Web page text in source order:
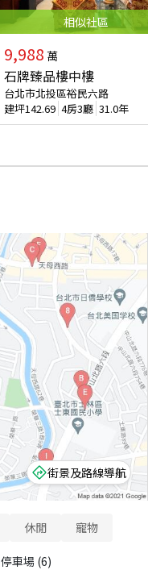
相似社區
9,988 萬
石牌臻品樓中樓
台北市北投區裕民六路
建坪142.69 4房3廳 31.0年
街景及路線導航
休閒 寵物
停車場 (6)